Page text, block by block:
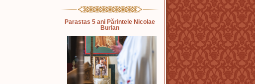
Parastas 5 ani Părintele Nicolae
Burlan